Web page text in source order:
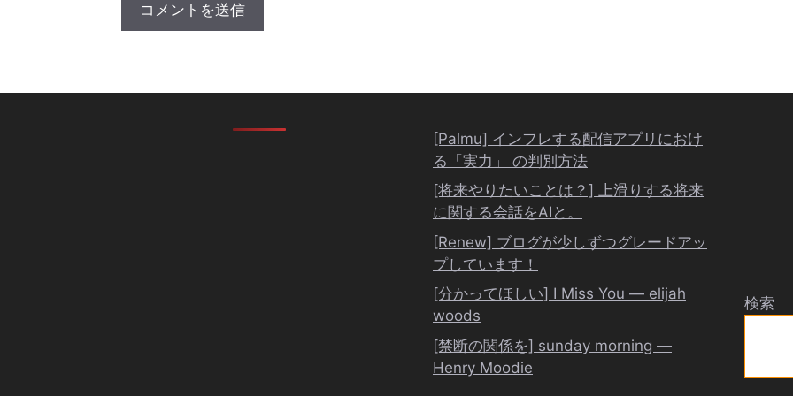
[Palmu] インフレする配信アプリにおけ
る「実力」 の判別方法
[将来やりたいことは？] 上滑りする将来
に関する会話をAIと。
[Renew] ブログが少しずつグレードアッ
プしています！
[分かってほしい] I Miss You ― elijah
woods
[禁断の関係を] sunday morning ―
Henry Moodie
検索